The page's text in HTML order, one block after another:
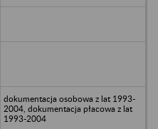
dokumentacja osobowa z lat 1993-
2004, dokumentacja płacowa z lat
1993-2004